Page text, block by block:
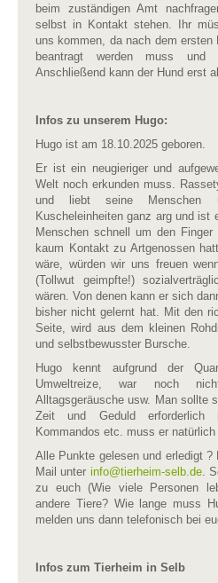
beim zuständigen Amt
selbst in Kontakt stehen. Ihr
uns kommen, da nach dem ersten
beantragt werden muss und
Anschließend kann der Hund erst
Infos zu unserem Hugo:
Hugo ist am 18.10.2025 geboren.
Er ist ein neugieriger und
Welt noch erkunden muss.
und liebt seine Menschen
Kuscheleinheiten ganz arg und ist
Menschen schnell um den
kaum Kontakt zu Artgenossen
wäre, würden wir uns freuen
(Tollwut geimpfte!)
wären. Von denen kann er sich
bisher nicht gelernt hat. Mit den
Seite, wird aus dem kleinen
und selbstbewusster Bursche.
Hugo kennt aufgrund der
Umweltreize, war noch
Alltagsgeräusche usw. Man sollte
Zeit und Geduld erforderlich
Kommandos etc. muss er natürlich
Alle Punkte gelesen und erledigt ?
Mail unter info​@​tierheim-selb.de.
zu euch (Wie viele Personen
andere Tiere? Wie lange muss
melden uns dann telefonisch bei
Infos zum Tierheim in Selb